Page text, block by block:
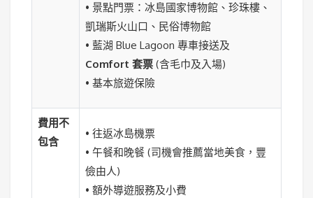
• 景點門票：冰島國家博物館、珍珠樓、
凱瑞斯火山口、民俗博物館
• 藍湖 Blue Lagoon 專車接送及
Comfort 套票(含毛巾及入場)
• 基本旅遊保險
費用不
包含
• 往返冰島機票
• 午餐和晚餐 (司機會推薦當地美食，豐
儉由人)
• 額外導遊服務及小費